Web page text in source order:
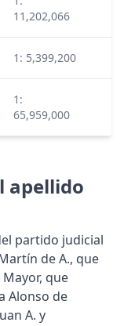
11,202,066
1: 5,399,200
1:
65,959,000
apellido
partido judicial
de A., que
que
Alonso de
A. y